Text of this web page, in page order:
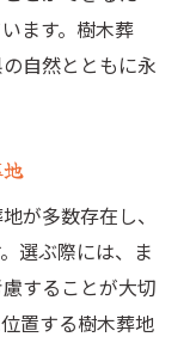
ます。樹木葬
自然とともに永
が多数存在し、
選ぶ際には、ま
することが大切
置する樹木葬地